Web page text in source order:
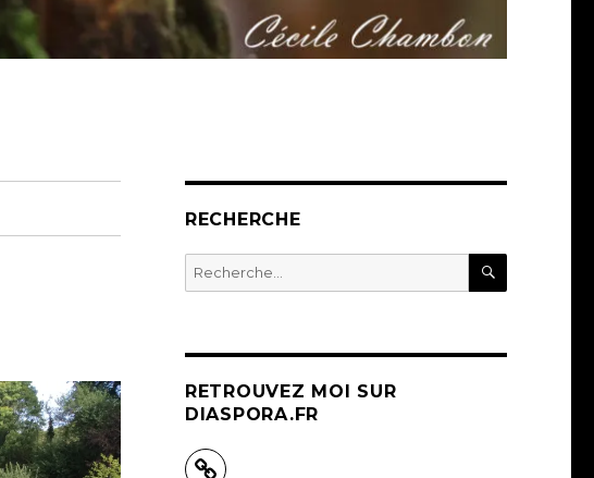
RECHERCHE
Recherche
pour :
RETROUVEZ MOI SUR
DIASPORA.FR